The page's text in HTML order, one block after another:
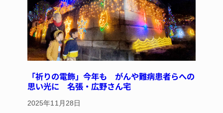
「祈りの電飾」今年も がんや難病患者らへの
思い光に 名張・広野さん宅
2025年11月28日